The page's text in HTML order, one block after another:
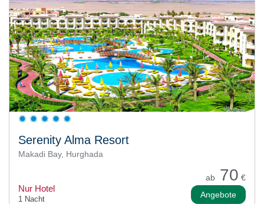
Serenity Alma Resort
Makadi Bay, Hurghada
ab 70 €
Nur Hotel
1 Nacht Angebote